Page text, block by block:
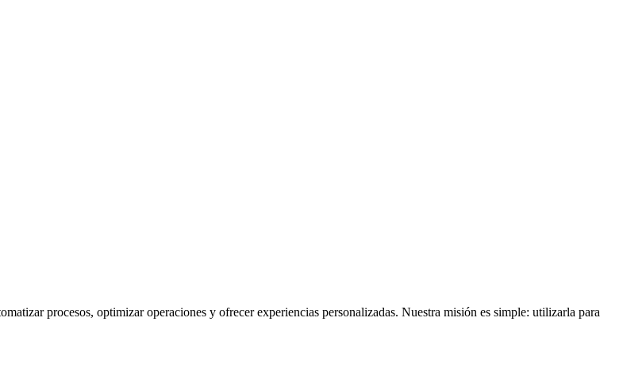
procesos, optimizar operaciones y ofrecer experiencias personalizadas. Nuestra misión es simple: utilizarla para